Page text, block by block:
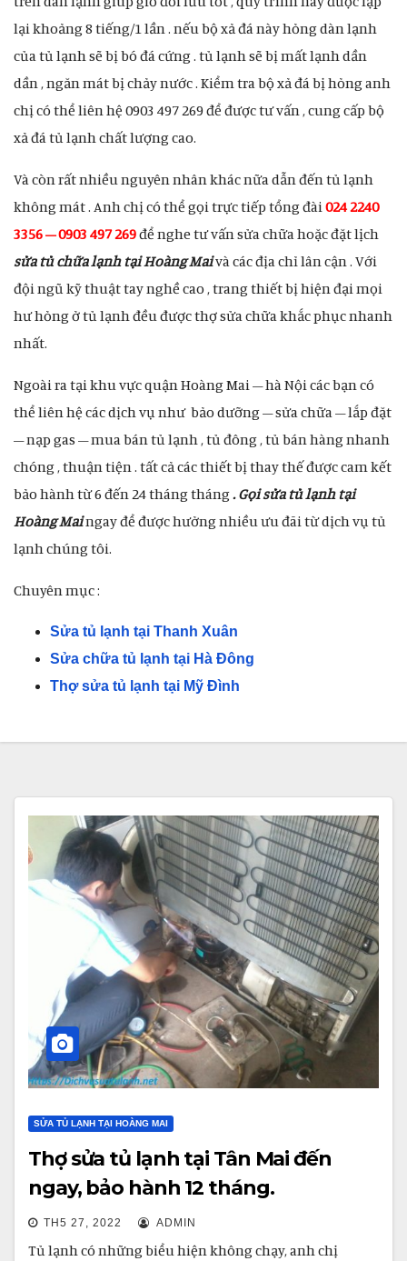
lại khoảng 8 tiếng/1 lần . nếu bộ xả đá này hỏng dàn lạnh
của tủ lạnh sẽ bị bó đá cứng . tủ lạnh sẽ bị mất lạnh dần
dần , ngăn mát bị chảy nước . Kiểm tra bộ xả đá bị hỏng anh
chị có thể liên hệ 0903 497 269 để được tư vấn , cung cấp bộ
xả đá tủ lạnh chất lượng cao.
Và còn rất nhiều nguyên nhân khác nữa dẫn đến tủ lạnh
không mát . Anh chị có thể gọi trực tiếp tổng đài024 2240
3356 – 0903 497 269để nghe tư vấn sửa chữa hoặc đặt lịch
sửa tủ chữa lạnh tại Hoàng Maivà các địa chỉ lân cận . Với
đội ngũ kỹ thuật tay nghề cao , trang thiết bị hiện đại mọi
hư hỏng ở tủ lạnh đều được thợ sửa chữa khắc phục nhanh
nhất.
Ngoài ra tại khu vực quận Hoàng Mai – hà Nội các bạn có
thể liên hệ các dịch vụ như bảo dưỡng – sửa chữa – lắp đặt
– nạp gas – mua bán tủ lạnh , tủ đông , tủ bán hàng nhanh
chóng , thuận tiện . tất cả các thiết bị thay thế được cam kết
bảo hành từ 6 đến 24 tháng tháng. Gọi sửa tủ lạnh tại
Hoàng Maingay để được hưởng nhiều ưu đãi từ dịch vụ tủ
lạnh chúng tôi.
Chuyên mục :
Sửa tủ lạnh tại Thanh Xuân
Sửa chữa tủ lạnh tại Hà Đông
Thợ sửa tủ lạnh tại Mỹ Đình
SỬA TỦ LẠNH TẠI HOÀNG MAI
Thợ sửa tủ lạnh tại Tân Mai đến
ngay, bảo hành 12 tháng.
TH5 27, 2022 ADMIN
Tủ lạnh có những biểu hiện không chạy, anh chị